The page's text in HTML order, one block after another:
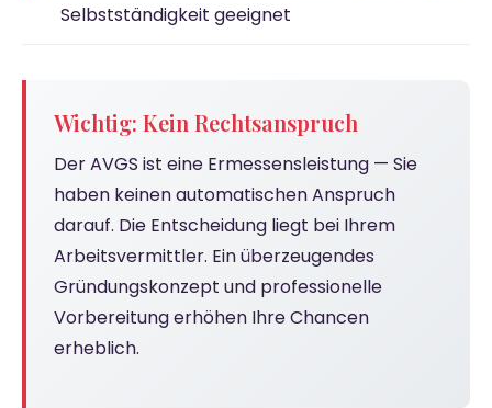
Selbstständigkeit geeignet
Wichtig: Kein Rechtsanspruch
Der AVGS ist eine Ermessensleistung — Sie
haben keinen automatischen Anspruch
darauf. Die Entscheidung liegt bei Ihrem
Arbeitsvermittler. Ein überzeugendes
Gründungskonzept und professionelle
Vorbereitung erhöhen Ihre Chancen
erheblich.